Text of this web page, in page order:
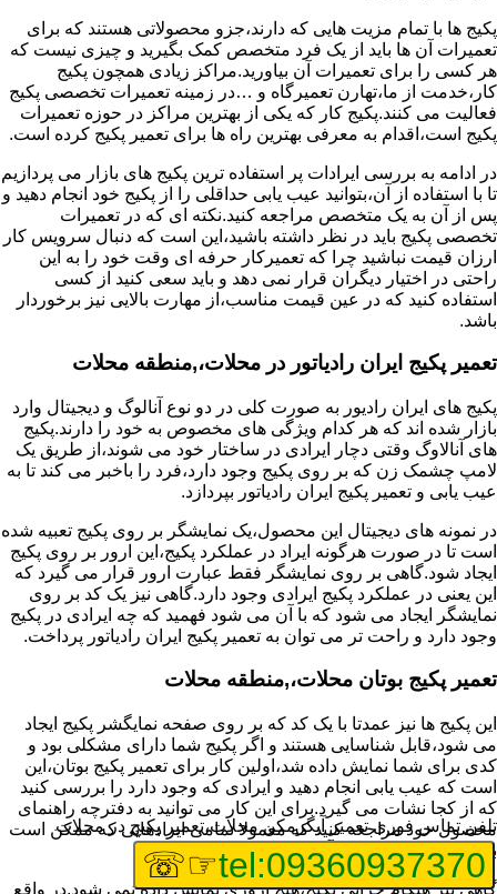
پکیج ها با تمام مزیت هایی که دارند،جزو محصولاتی هستند که برای
تعمیرات آن ها باید از یک فرد متخصص کمک بگیرید و چیزی نیست که
هر کسی را برای تعمیرات آن بیاورید.مراکز زیادی همچون پکیج
کار،خدمت از ما،تهارن تعمیرگاه و …در زمینه تعمیرات تخصصی پکیج
فعالیت می کنند.پکیج کار که یکی از بهترین مراکز در حوزه تعمیرات
پکیج است،اقدام به معرفی بهترین راه ها برای تعمیر پکیج کرده است.
در ادامه به بررسی ایرادات پر استفاده ترین پکیج های بازار می پردازیم
تا با استفاده از آن،بتوانید عیب یابی حداقلی را از پکیج خود انجام دهید و
پس از آن به یک متخصص مراجعه کنید.نکته ای که در تعمیرات
تخصصی پکیج باید در نظر داشته باشید،این است که دنبال سرویس کار
ارزان قیمت نباشید چرا که تعمیرکار حرفه ای وقت خود را به این
راحتی در اختیار دیگران قرار نمی دهد و باید سعی کنید از کسی
استفاده کنید که در عین قیمت مناسب،از مهارت بالایی نیز برخوردار
باشد.
تعمیر پکیج ایران رادیاتور در محلات،,منطقه محلات
پکیج های ایران رادیور به صورت کلی در دو نوع آنالوگ و دیجیتال وارد
بازار شده اند که هر کدام ویژگی های مخصوص به خود را دارند.پکیج
های آنالاوگ وقتی دچار ایرادی در ساختار خود می شوند،از طریق یک
لامپ چشمک زن که بر روی پکیج وجود دارد،فرد را باخبر می کند تا به
عیب یابی و تعمیر پکیج ایران رادیاتور بپردازد.
در نمونه های دیجیتال این محصول،یک نمایشگر بر روی پکیج تعبیه شده
است تا در صورت هرگونه ایراد در عملکرد پکیج،این ارور بر روی پکیج
ایجاد شود.گاهی بر روی نمایشگر فقط عبارت ارور قرار می گیرد که
این یعنی در عملکرد پکیج ایرادی وجود دارد.گاهی نیز یک کد بر روی
نمایشگر ایجاد می شود که با آن می شود فهمید که چه ایرادی در پکیج
وجود دارد و راحت تر می توان به تعمیر پکیج ایران رادیاتور پرداخت.
تعمیر پکیج بوتان محلات،,منطقه محلات
این پکیج ها نیز عمدتا با یک کد که بر روی صفحه نمایگشر پکیج ایجاد
می شود،قابل شناسایی هستند و اگر پکیج شما دارای مشکلی بود و
کدی برای شما نمایش داده شد،اولین کار برای تعمیر پکیج بوتان،این
است که عیب یابی انجام دهید و ایرادی که وجود دارد را بررسی کنید
که از کجا نشات می گیرد.برای این کار می توانید به دفترچه راهنمای
محصول خود مراجعه کنید که معمولا تمامی ایرادهایی که ممکن است
برای پکیج پیش بیاید در آن قرار گرفته است.
گاهی نیز هنگام خرابی پکیج،هیچ اروری نمایش داده نمی شود.در واقع
تلفن تماس فوریتعمیر آبگرمکن محلات،تعمیر پکیج در محلات
tel:09360937370
☞☏